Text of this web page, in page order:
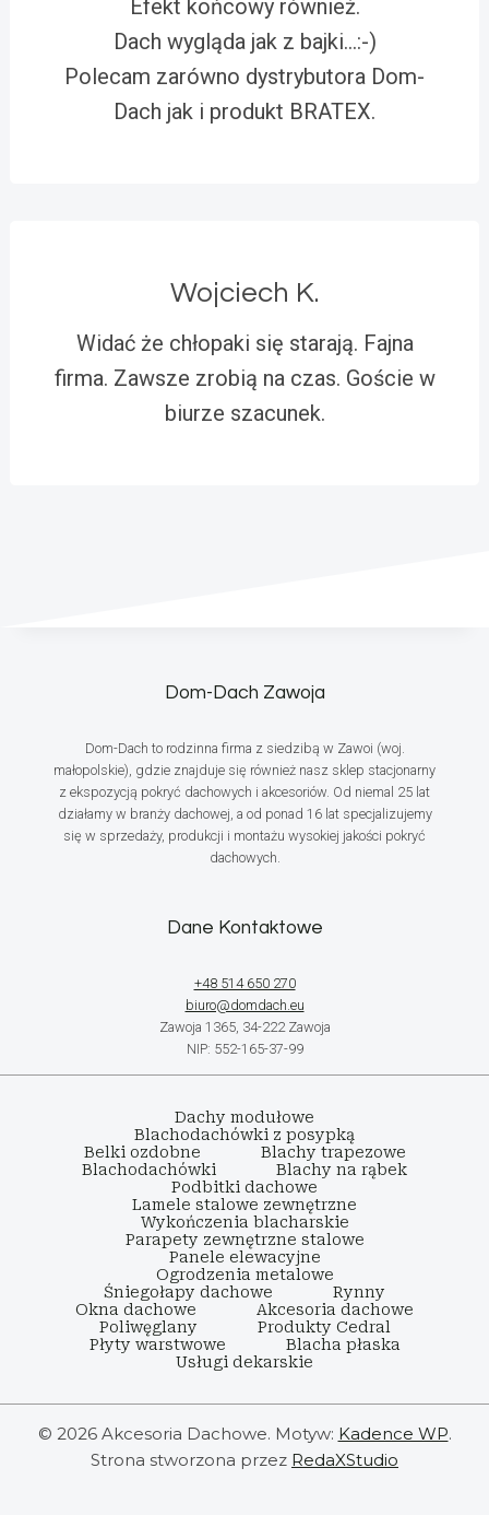
Efekt końcowy również.
Dach wygląda jak z bajki…:-)
Polecam zarówno dystrybutora Dom-
Dach jak i produkt BRATEX.
Wojciech K.
Widać że chłopaki się starają. Fajna
firma. Zawsze zrobią na czas. Goście w
biurze szacunek.
Dom-Dach Zawoja
Dom-Dach to rodzinna firma z siedzibą w Zawoi (woj.
małopolskie), gdzie znajduje się również nasz sklep stacjonarny
z ekspozycją pokryć dachowych i akcesoriów. Od niemal 25 lat
działamy w branży dachowej, a od ponad 16 lat specjalizujemy
się w sprzedaży, produkcji i montażu wysokiej jakości pokryć
dachowych.
Dane Kontaktowe
+48 514 650 270
biuro@domdach.eu
Zawoja 1365, 34-222 Zawoja
NIP: 552-165-37-99
Dachy modułowe
Blachodachówki z posypką
Belki ozdobne
Blachy trapezowe
Blachodachówki
Blachy na rąbek
Podbitki dachowe
Lamele stalowe zewnętrzne
Wykończenia blacharskie
Parapety zewnętrzne stalowe
Panele elewacyjne
Ogrodzenia metalowe
Śniegołapy dachowe
Rynny
Okna dachowe
Akcesoria dachowe
Poliwęglany
Produkty Cedral
Płyty warstwowe
Blacha płaska
Usługi dekarskie
© 2026 Akcesoria Dachowe. Motyw: Kadence WP.
Strona stworzona przez RedaXStudio